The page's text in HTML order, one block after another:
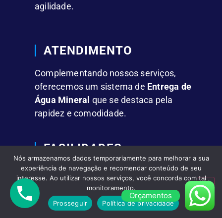
agilidade.
ATENDIMENTO
Complementando nossos serviços,
oferecemos um sistema de Entrega de
Água Mineral que se destaca pela
rapidez e comodidade.
FACILIDADES
FornecemosÁgua Mineral em Galões
de 10L e 20L,além de garrafas
individuais para residências, empresas
e eventos.
Orçamentos
Nós armazenamos dados temporariamente para melhorar a sua
experiência de navegação e recomendar conteúdo de seu
interesse. Ao utilizar nossos serviços, você concorda com tal
monitoramento.
Prosseguir
Política de privacidade